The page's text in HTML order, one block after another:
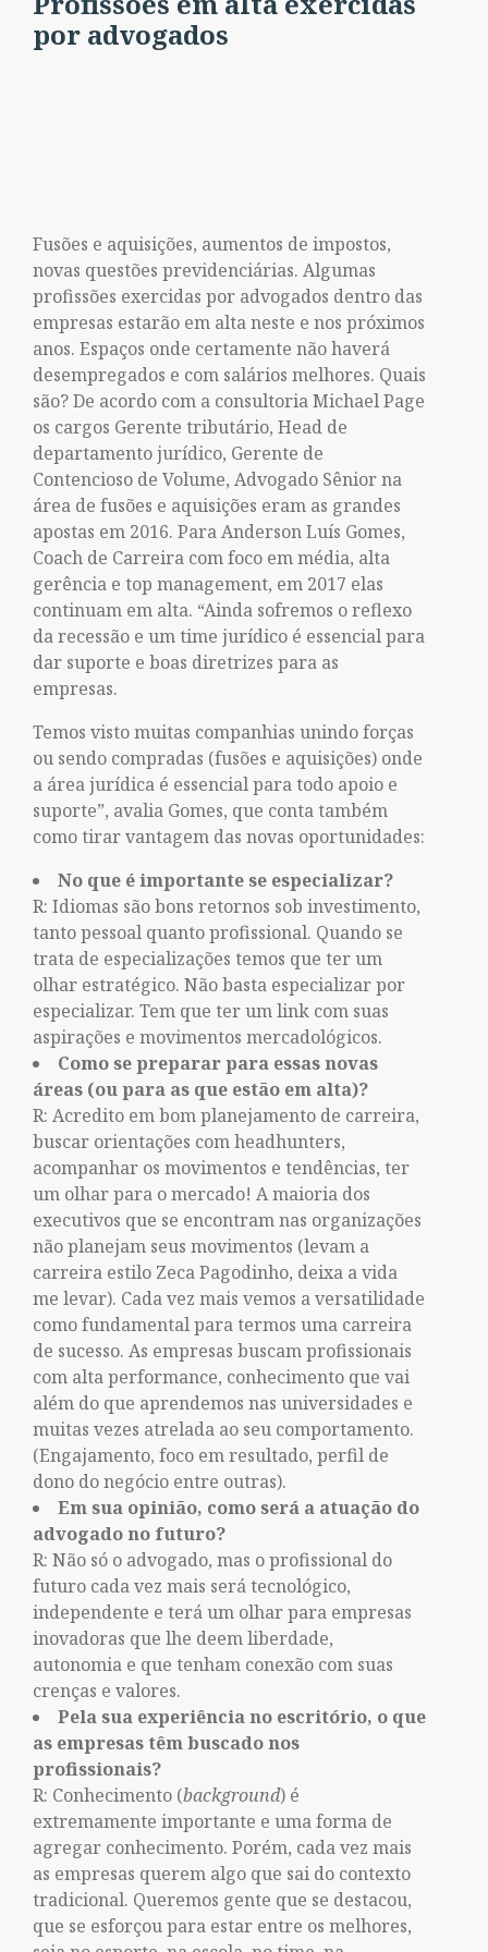
por advogados
Fusões e aquisições, aumentos de impostos,
novas questões previdenciárias. Algumas
profissões exercidas por advogados dentro das
empresas estarão em alta neste e nos próximos
anos. Espaços onde certamente não haverá
desempregados e com salários melhores. Quais
são? De acordo com a consultoria Michael Page
os cargos Gerente tributário, Head de
departamento jurídico, Gerente de
Contencioso de Volume, Advogado Sênior na
área de fusões e aquisições eram as grandes
apostas em 2016. Para Anderson Luís Gomes,
Coach de Carreira com foco em média, alta
gerência e top management, em 2017 elas
continuam em alta. “Ainda sofremos o reflexo
da recessão e um time jurídico é essencial para
dar suporte e boas diretrizes para as
empresas.
Temos visto muitas companhias unindo forças
ou sendo compradas (fusões e aquisições) onde
a área jurídica é essencial para todo apoio e
suporte”, avalia Gomes, que conta também
como tirar vantagem das novas oportunidades:
No que é importante se especializar?
R: Idiomas são bons retornos sob investimento,
tanto pessoal quanto profissional. Quando se
trata de especializações temos que ter um
olhar estratégico. Não basta especializar por
especializar. Tem que ter um link com suas
aspirações e movimentos mercadológicos.
Como se preparar para essas novas
áreas (ou para as que estão em alta)?
R: Acredito em bom planejamento de carreira,
buscar orientações com headhunters,
acompanhar os movimentos e tendências, ter
um olhar para o mercado! A maioria dos
executivos que se encontram nas organizações
não planejam seus movimentos (levam a
carreira estilo Zeca Pagodinho, deixa a vida
me levar). Cada vez mais vemos a versatilidade
como fundamental para termos uma carreira
de sucesso. As empresas buscam profissionais
com alta performance, conhecimento que vai
além do que aprendemos nas universidades e
muitas vezes atrelada ao seu comportamento.
(Engajamento, foco em resultado, perfil de
dono do negócio entre outras).
Em sua opinião, como será a atuação do
advogado no futuro?
R: Não só o advogado, mas o profissional do
futuro cada vez mais será tecnológico,
independente e terá um olhar para empresas
inovadoras que lhe deem liberdade,
autonomia e que tenham conexão com suas
crenças e valores.
Pela sua experiência no escritório, o que
as empresas têm buscado nos
profissionais?
R: Conhecimento (background) é
extremamente importante e uma forma de
agregar conhecimento. Porém, cada vez mais
as empresas querem algo que sai do contexto
tradicional. Queremos gente que se destacou,
que se esforçou para estar entre os melhores,